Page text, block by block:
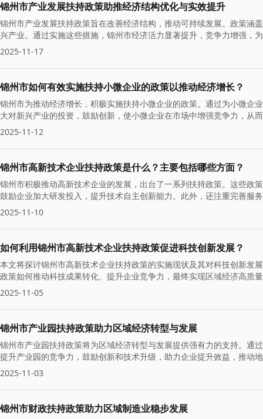
锦州市产业发展扶持政策助推经济结构优化与实效提升
锦州市产业发展扶持政策旨在改善经济结构，推动可持续发展。政策涵
兴产业。通过实施这些措施，锦州市经济活力显著提升，竞争力增强，
2025-11-17
锦州市如何有效实施扶持小微企业的政策以推动经济增长？
锦州市为推动经济增长，积极实施扶持小微企业的政策。通过为小微企
大对新兴产业的投资，鼓励创新，使小微企业在市场中增强竞争力，从
2025-11-12
锦州市高新技术企业扶持政策是什么？主要包括哪些方面？
锦州市积极推动高新技术企业的发展，出台了一系列扶持政策。这些政
鼓励企业加大研发投入，提升技术自主创新能力。此外，还注重完善服
2025-11-10
如何利用锦州市高新技术企业扶持政策促进科技创新发展？
本文将探讨锦州市高新技术企业扶持政策的实施现状及其对科技创新发
政策如何推动科技成果转化、提升企业竞争力，最终实现区域经济高质
2025-11-05
锦州市产业园扶持政策助力区域经济转型与发展
锦州市产业园扶持政策将为区域经济转型与发展提供强有力的支持。通
提升产业园的竞争力，鼓励创新和技术升级，助力企业提升效益，推动
2025-11-03
锦州市财政扶持政策助力区域制造业稳步发展